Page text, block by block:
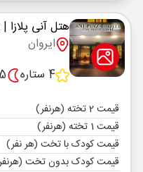
هتل آنی پلازا | ANI PLAZA
ایروان
4 ستاره
5 شب
قیمت 2 تخته (هرنفر)
قیمت 1 تخته (هرنفر)
قیمت کودک با تخت (هر نفر)
قیمت کودک بدون تخت